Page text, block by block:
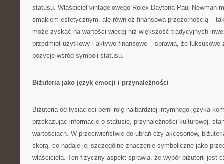
statusu. Właściciel vintage’owego Rolex Daytona Paul Newman
smakiem estetycznym, ale również finansową przezornością –
może zyskać na wartości więcej niż większość tradycyjnych
przedmiot użytkowy i aktywo finansowe – sprawia, że luksusowe
pozycję wśród symboli statusu.
Biżuteria jako język emocji i przynależności
Biżuteria od tysiącleci pełni rolę najbardziej intymnego języka
przekazując informacje o statusie, przynależności kulturowej,
wartościach. W przeciwieństwie do ubrań czy akcesoriów,
skórą, co nadaje jej szczególne znaczenie symboliczne jako
właściciela. Ten fizyczny aspekt sprawia, że wybór biżuterii jest